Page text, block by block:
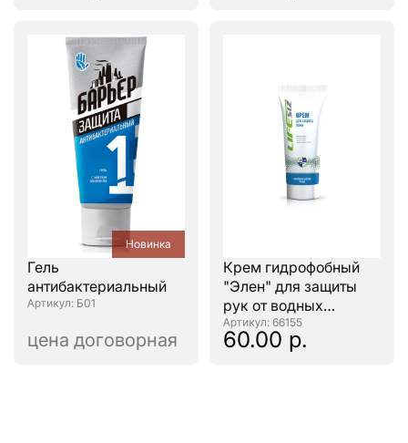
Новинка
Гель
антибактериальный
: Б01
цена договорная
Крем гидрофобный
"Элен" для защиты
рук от водных
растворов, 100мл.
: 66155
60.00 р.